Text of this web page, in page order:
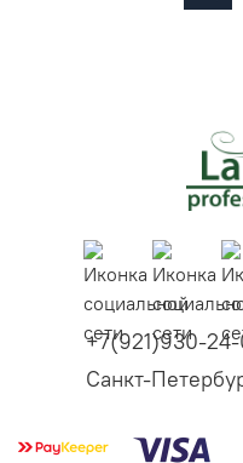
+7(921)930-
Санкт-